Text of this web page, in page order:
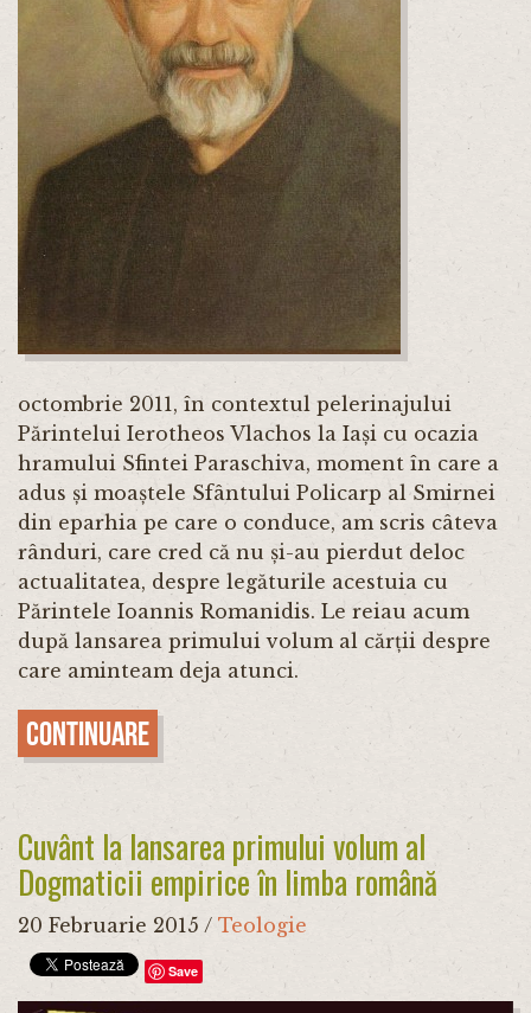
octombrie 2011, în contextul pelerinajului
Părintelui Ierotheos Vlachos la Iași cu ocazia
hramului Sfintei Paraschiva, moment în care a
adus și moaștele Sfântului Policarp al Smirnei
din eparhia pe care o conduce, am scris câteva
rânduri, care cred că nu și-au pierdut deloc
actualitatea, despre legăturile acestuia cu
Părintele Ioannis Romanidis. Le reiau acum
după lansarea primului volum al cărții despre
care aminteam deja atunci.
Continuare
Cuvânt la lansarea primului volum al
Dogmaticii empirice în limba română
20 Februarie 2015 / Teologie
Save